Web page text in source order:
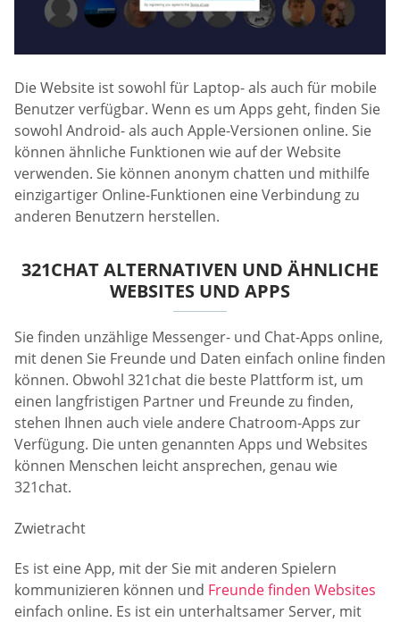
Die Website ist sowohl für Laptop- als auch für mobile
Benutzer verfügbar. Wenn es um Apps geht, finden Sie
sowohl Android- als auch Apple-Versionen online. Sie
können ähnliche Funktionen wie auf der Website
verwenden. Sie können anonym chatten und mithilfe
einzigartiger Online-Funktionen eine Verbindung zu
anderen Benutzern herstellen.
321CHAT ALTERNATIVEN UND ÄHNLICHE
WEBSITES UND APPS
Sie finden unzählige Messenger- und Chat-Apps online,
mit denen Sie Freunde und Daten einfach online finden
können. Obwohl 321chat die beste Plattform ist, um
einen langfristigen Partner und Freunde zu finden,
stehen Ihnen auch viele andere Chatroom-Apps zur
Verfügung. Die unten genannten Apps und Websites
können Menschen leicht ansprechen, genau wie
321chat.
Zwietracht
Es ist eine App, mit der Sie mit anderen Spielern
kommunizieren können und Freunde finden Websites
einfach online. Es ist ein unterhaltsamer Server, mit